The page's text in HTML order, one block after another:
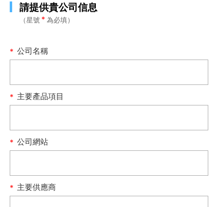
請提供貴公司信息
（星號 * 為必填）
公司名稱
主要產品項目
公司網站
主要供應商